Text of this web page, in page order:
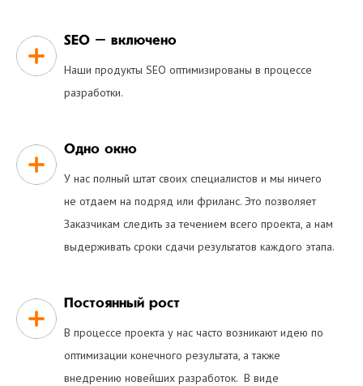
SEO – включено
Наши продукты SEO оптимизированы в процессе
разработки.
Одно окно
У нас полный штат своих специалистов и мы ничего
не отдаем на подряд или фриланс. Это позволяет
Заказчикам следить за течением всего проекта, а нам
выдерживать сроки сдачи результатов каждого этапа.
Постоянный рост
В процессе проекта у нас часто возникают идею по
оптимизации конечного результата, а также
внедрению новейших разработок. В виде